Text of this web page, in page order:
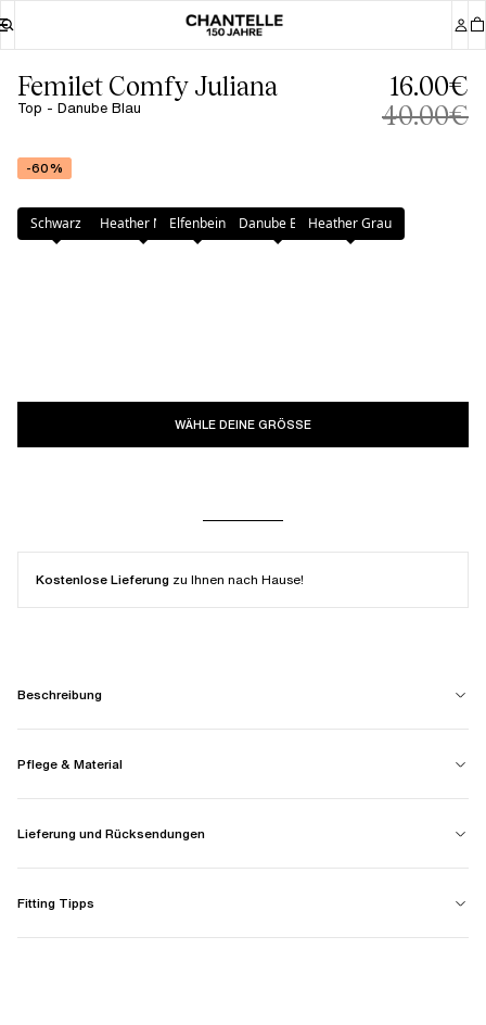
Femilet Comfy Juliana
Top - Danube Blau
16.00€
40.00€
-60%
Farbe: Danube Blau
Schwarz Heather NudeElfenbein Danube BlauHeather Grau
WÄHLE DEINE GRÖSSE
Kostenlose Lieferung zu Ihnen nach Hause!
Beschreibung
Pflege & Material
Lieferung und Rücksendungen
Fitting Tipps